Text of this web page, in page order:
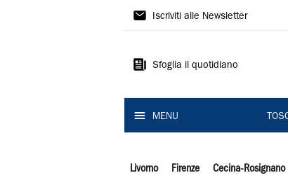
Il
Iscriviti alle Newsletter
Sfoglia il quotidiano
MENU
Livorno Firenze Cecina-Rosignano